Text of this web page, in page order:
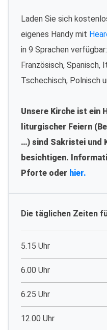
Laden Sie sich
eigenes Handy mit
in 9 Sprachen
Französisch, Spanisch,
Tschechisch, Polnisch
Unsere Kirche ist ein
liturgischer Feiern
…) sind Sakristei und
besichtigen.
Pforte oder hier.
Die täglichen Zeiten
5.15 Uhr
6.00 Uhr
6.25 Uhr
12.00 Uhr